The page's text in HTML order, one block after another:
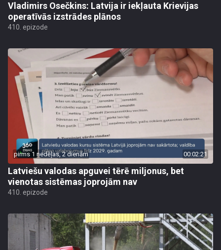
Vladimirs Osečkins: Latvija ir iekļauta Krievijas
operatīvās izstrādes plānos
410. epizode
pirms 1 nedēļas, 2 dienām 00:02:21
Latviešu valodas apguvei tērē miljonus, bet
vienotas sistēmas joprojām nav
410. epizode